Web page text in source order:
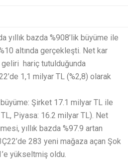
yıllık bazda %908’lik büyüme ile
altında gerçekleşti. Net kar
geliri hariç tutulduğunda
1,1 milyar TL (%2,8) olarak
Şirket 17.1 milyar TL ile
Piyasa: 16.2 milyar TL). Net
yıllık bazda %97.9 artan
283 yeni mağaza açan Şok
yükseltmiş oldu.